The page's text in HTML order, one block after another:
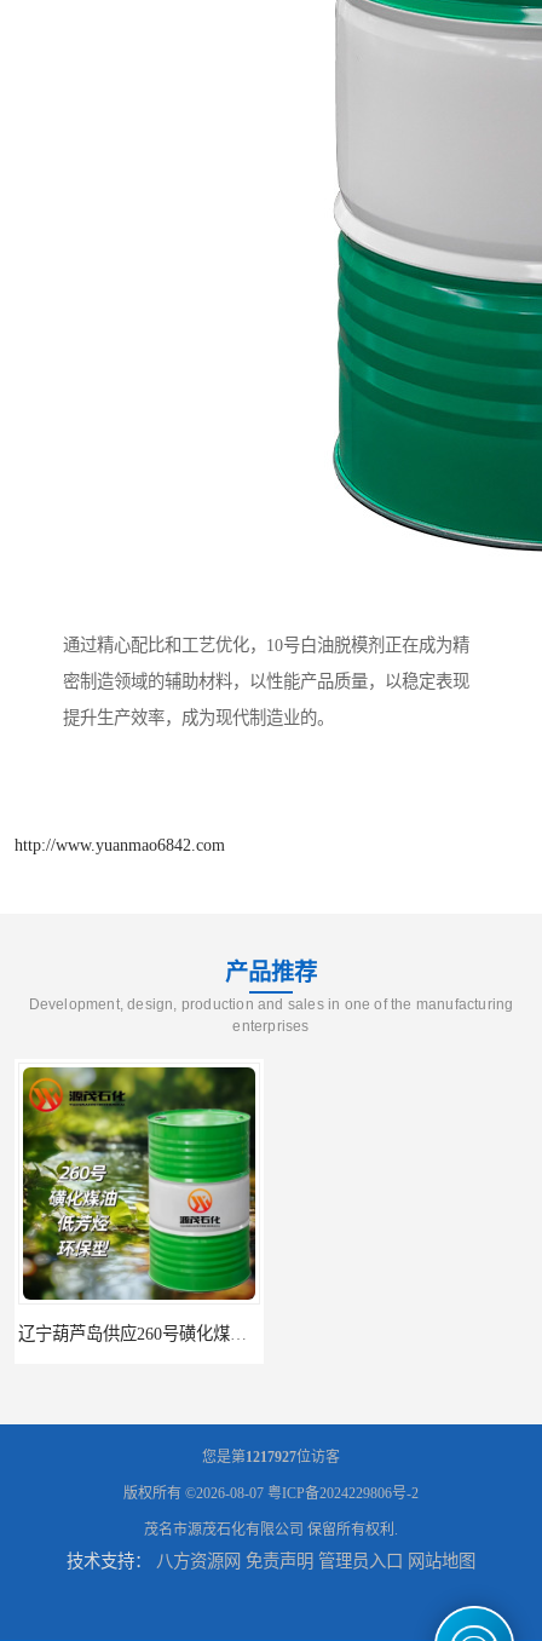
通过精心配比和工艺优化，10号白油脱模剂正在成为精
密制造领域的辅助材料，以性能产品质量，以稳定表现
提升生产效率，成为现代制造业的。
http://www.yuanmao6842.com
产品推荐
Development, design, production and sales in one of the manufacturing
enterprises
您是第1217927位访客
版权所有 ©2026-08-07 粤ICP备2024229806号-2
茂名市源茂石化有限公司 保留所有权利.
技术支持： 八方资源网 免责声明 管理员入口 网站地图